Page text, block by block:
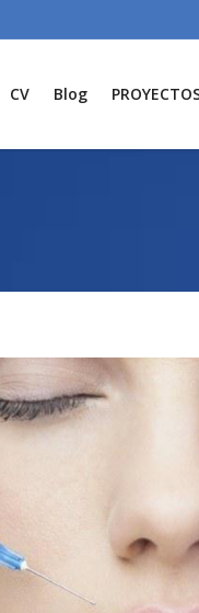
CV Blog